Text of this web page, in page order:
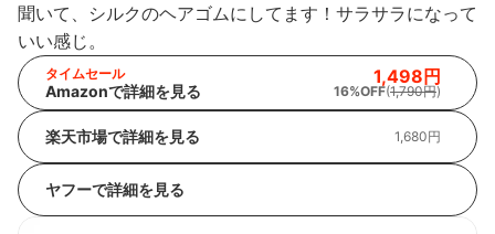
聞いて、シルクのヘアゴムにしてます！サラサラになって
いい感じ。
タイムセール
Amazonで詳細を見る
1,498円
16%OFF(1,790円)
楽天市場で詳細を見る 1,680円
ヤフーで詳細を見る